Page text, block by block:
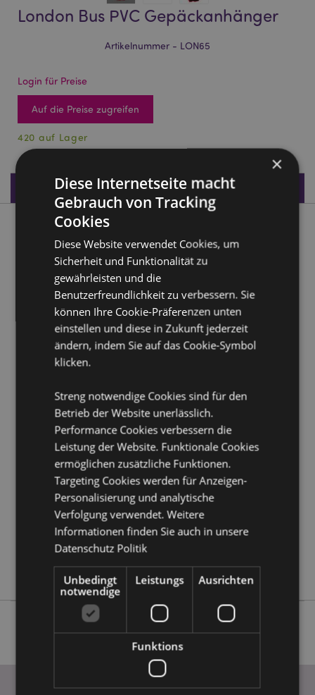
London Bus PVC Gepäckanhänger
Artikelnummer - LON65
Login für Preise
Auf die Preise zugreifen
420 auf Lager
Produktdaten
Produktbeschreibung
London Bus PVC Gepäckanhänger
Material:
Produkttressourcen:
Möchten Sie mehr über den Einkauf bei Puckator
erfahren?
Leitfaden für
Kundeninformationen.
Produktattribute
Information
Höhe 7.5cm Breite 11.5cm Tiefe 0.5cm
5055071751585
0.049000
Keine
Keine
Keine
London
×
Diese Internetseite macht
Gebrauch von Tracking
Cookies
Diese Website verwendet Cookies, um
Sicherheit und Funktionalität zu
gewährleisten und die
Benutzerfreundlichkeit zu verbessern. Sie
können Ihre Cookie-Präferenzen unten
einstellen und diese in Zukunft jederzeit
ändern, indem Sie auf das Cookie-Symbol
klicken.
Streng notwendige Cookies sind für den
Betrieb der Website unerlässlich.
Performance Cookies verbessern die
Leistung der Website. Funktionale Cookies
ermöglichen zusätzliche Funktionen.
Targeting Cookies werden für Anzeigen-
Personalisierung und analytische
Verfolgung verwendet. Weitere
Informationen finden Sie auch in unsere
Datenschutz Politik
Unbedingt
notwendige
Leistungs Ausrichten
Funktions